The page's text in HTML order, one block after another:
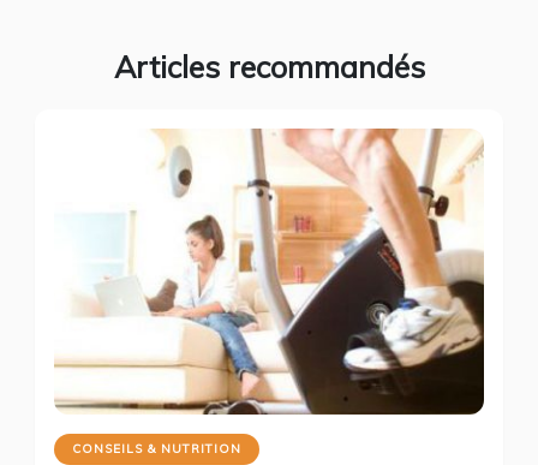
Articles recommandés
CONSEILS & NUTRITION